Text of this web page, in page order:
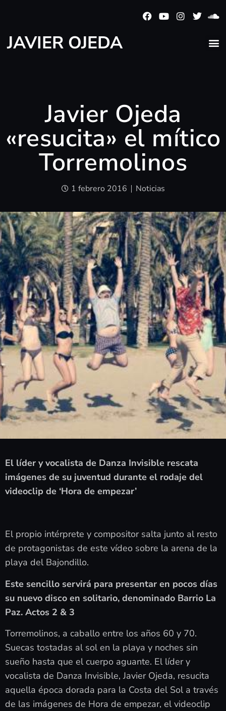
JAVIER OJEDA
Javier Ojeda
«resucita» el mítico
Torremolinos
1 febrero 2016 Noticias
El líder y vocalista de Danza Invisible rescata
imágenes de su juventud durante el rodaje del
videoclip de ‘Hora de empezar’
El propio intérprete y compositor salta junto al resto
de protagonistas de este vídeo sobre la arena de la
playa del Bajondillo.
Este sencillo servirá para presentar en pocos días
su nuevo disco en solitario, denominado Barrio La
Paz. Actos 2 & 3
Torremolinos, a caballo entre los años 60 y 70.
Suecas tostadas al sol en la playa y noches sin
sueño hasta que el cuerpo aguante. El líder y
vocalista de Danza Invisible, Javier Ojeda, resucita
aquella época dorada para la Costa del Sol a través
de las imágenes de Hora de empezar, el videoclip